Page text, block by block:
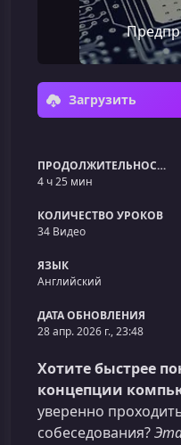
Загрузить
ПРОДОЛЖИТЕЛЬНОСТЬ
4 ч 25 мин
КОЛИЧЕСТВО УРОКОВ
34 Видео
ЯЗЫК
Английский
ДАТА ОБНОВЛЕНИЯ
28 апр. 2026 г., 23:48
Хотите быстрее
концепции
уверенно
собеседования?